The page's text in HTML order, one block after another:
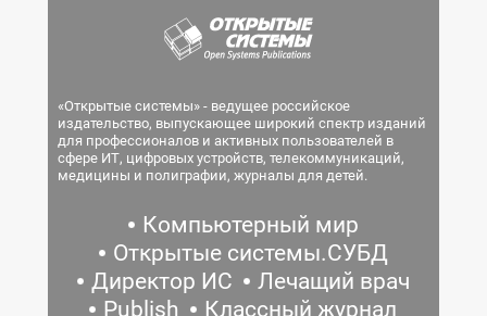
«Открытые системы» - ведущее российское
издательство, выпускающее широкий спектр изданий
для профессионалов и активных пользователей в
сфере ИТ, цифровых устройств, телекоммуникаций,
медицины и полиграфии, журналы для детей.
Компьютерный мир
Открытые системы.СУБД
Директор ИС
Лечащий врач
Publish
Классный журнал